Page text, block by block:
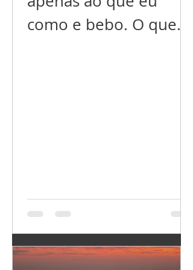
de positivo. Esse limite
que colocamos nas
que trocar é básico
para colher melhores
frutos. O nosso
como e bebo. O que
que me machucou, do
que me irrita, do que
me distrai, do que